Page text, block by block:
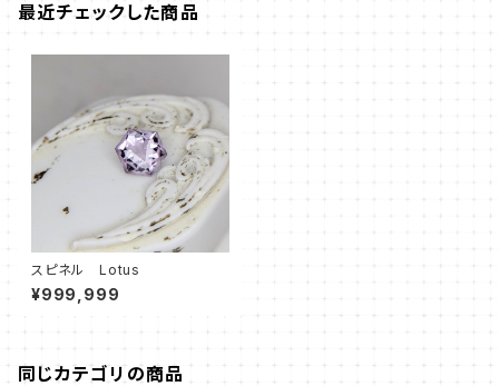
最近チェックした商品
スピネル Lotus
¥999,999
同じカテゴリの商品